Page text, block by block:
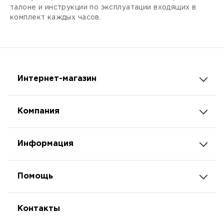
талоне и инструкции по эксплуатации входящих в
комплект каждых часов.
Интернет-магазин
Компания
Информация
Помощь
Контакты